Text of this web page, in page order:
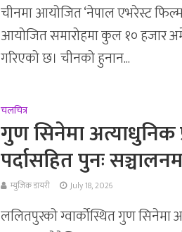
चीनमा आयोजित ‘नेपाल एभरेस्ट
आयोजित समारोहमा कुल १० हजार
गरिएको छ। चीनको हुनान...
चलचित्र
गुण सिनेमा अत्याधुनिक
पर्दासहित पुनः
म्युजिक डायरी July 18, 2026
ललितपुरको ग्वार्कोस्थित गुण सिनेमा